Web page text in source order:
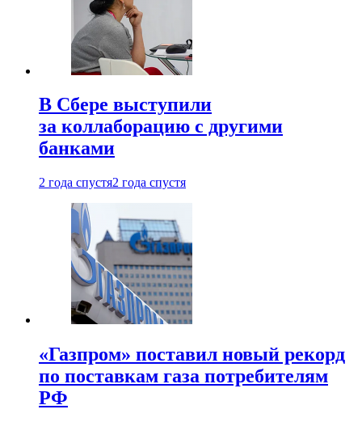
В Сбере выступили
за коллаборацию с другими
банками
2 года спустя2 года спустя
«Газпром» поставил новый рекорд
по поставкам газа потребителям
РФ